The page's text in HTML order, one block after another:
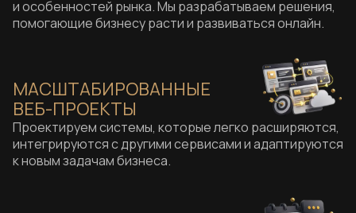
и особенностей рынка. Мы разрабатываем решения,
помогающие бизнесу расти и развиваться онлайн.
МАСШТАБИРОВАННЫЕ
ВЕБ-ПРОЕКТЫ
Проектируем системы, которые легко расширяются,
интегрируются с другими сервисами и адаптируются
к новым задачам бизнеса.